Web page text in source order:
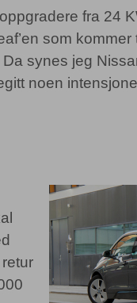
fra 24
som kommer
synes jeg
noen